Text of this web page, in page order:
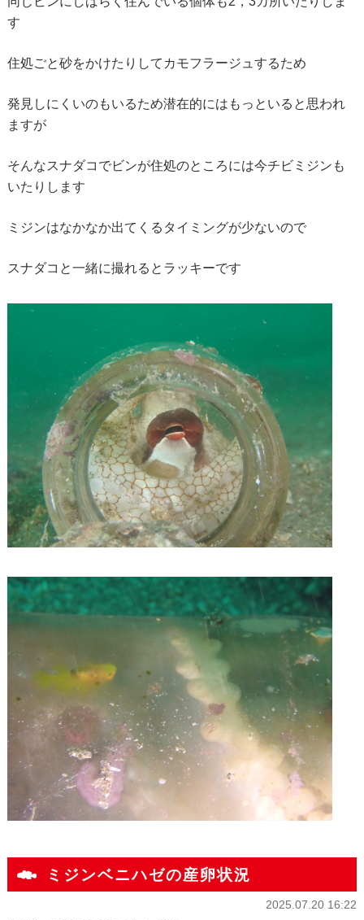
す
住処ごと砂をかけたりしてカモフラージュするため
発見しにくいのもいるため潜在的にはもっといると思われ
ますが
そんなスナダコでビンが住処のところには今チビミジンも
いたりします
ミジンはなかなか出てくるタイミングが少ないので
スナダコと一緒に撮れるとラッキーです
ミジンベニハゼの産卵状況
2025.07.20 16:22